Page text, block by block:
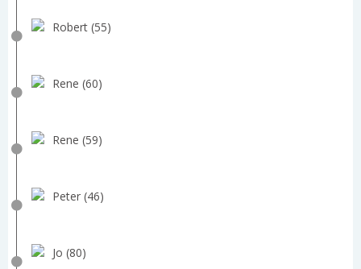
Robert (55)
Rene (60)
Rene (59)
Peter (46)
Jo (80)